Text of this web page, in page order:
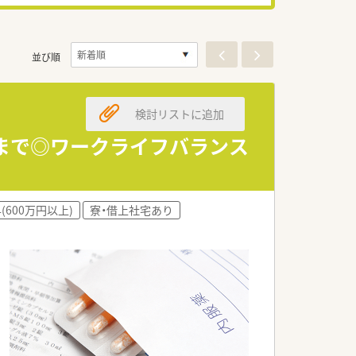
並び順
で◎ワークライフバランス
検討リストに追加
万円以上) 寮・借上社宅あり